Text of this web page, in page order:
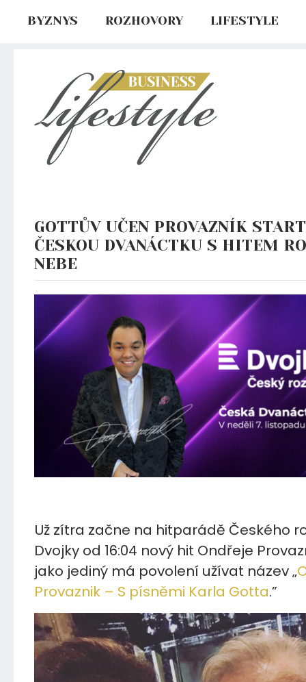
BYZNYS ROZHOVORY LIFESTYLE
GOTTŮV UČEN PROVAZNÍK
ČESKOU DVANÁCTKU S HITEM
NEBE
Už zítra začne na hitparádě Českého
Dvojky od 16:04 nový hit Ondřeje
jako jediný má povolení užívat název „
Provaznik – S písněmi Karla Gotta.”